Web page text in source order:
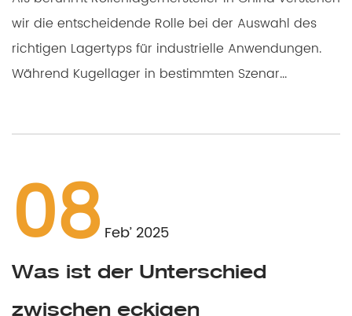
wir die entscheidende Rolle bei der Auswahl des
richtigen Lagertyps für industrielle Anwendungen.
Während Kugellager in bestimmten Szenar...
08 Feb’ 2025
Was ist der Unterschied
zwischen eckigen